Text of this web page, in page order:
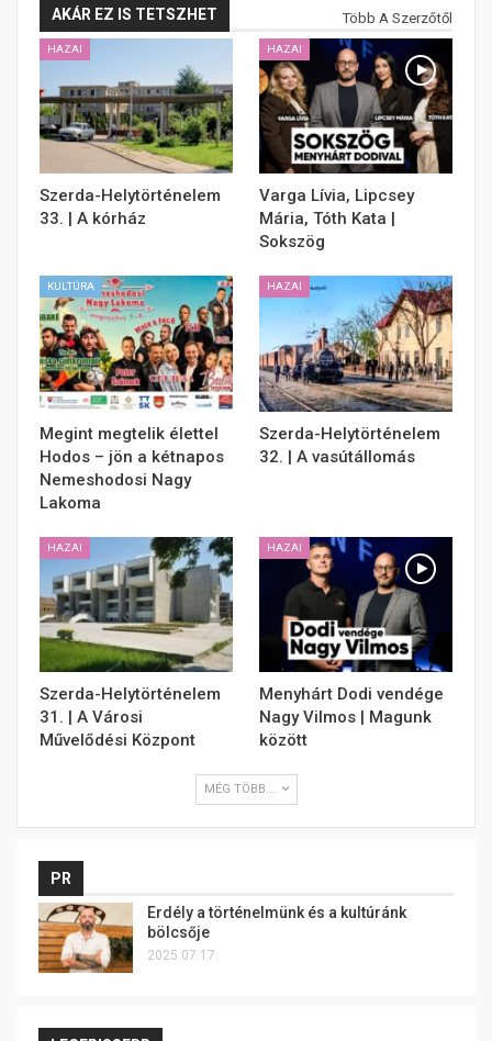
AKÁR EZ IS TETSZHET Több A Szerzőtől
HAZAI
Szerda-Helytörténelem
33. | A kórház
HAZAI
Varga Lívia, Lipcsey
Mária, Tóth Kata |
Sokszög
KULTÚRA
Megint megtelik élettel
Hodos – jön a kétnapos
Nemeshodosi Nagy
Lakoma
HAZAI
Szerda-Helytörténelem
32. | A vasútállomás
HAZAI
Szerda-Helytörténelem
31. | A Városi
Művelődési Központ
HAZAI
Menyhárt Dodi vendége
Nagy Vilmos | Magunk
között
MÉG TÖBB...
PR
Erdély a történelmünk és a kultúránk
bölcsője
2025.07.17.